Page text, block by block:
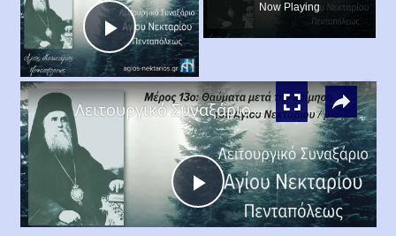
Play
Video
Now Playing
×
Play
Λειτουργικό Συναξάριο Αγίου Νεκταρίου Πενταπόλεως Μέρος 13ο